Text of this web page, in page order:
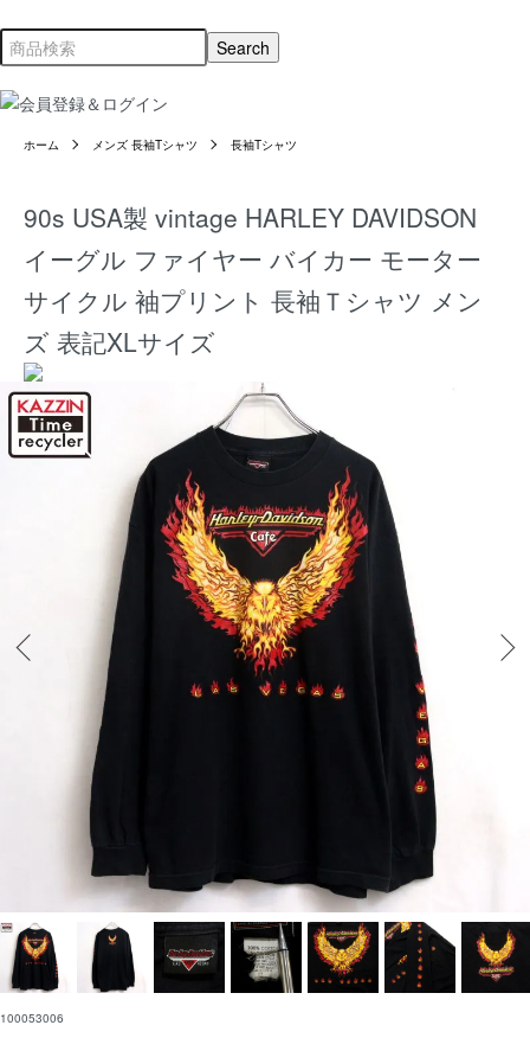
ホーム メンズ 長袖Tシャツ 長袖Tシャツ
90s USA製 vintage HARLEY DAVIDSON
イーグル ファイヤー バイカー モーター
サイクル 袖プリント 長袖Ｔシャツ メン
ズ 表記XLサイズ
100053006